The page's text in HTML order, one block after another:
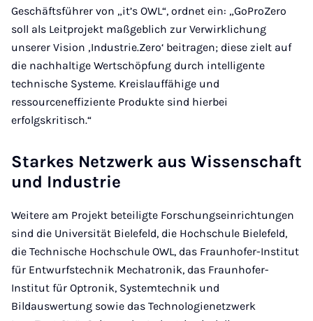
Geschäftsführer von „it’s OWL“, ordnet ein: „GoProZero
soll als Leitprojekt maßgeblich zur Verwirklichung
unserer Vision ‚Industrie.Zero‘ beitragen; diese zielt auf
die nachhaltige Wertschöpfung durch intelligente
technische Systeme. Kreislauffähige und
ressourceneffiziente Produkte sind hierbei
erfolgskritisch.“
Starkes Netzwerk aus Wissenschaft
und Industrie
Weitere am Projekt beteiligte Forschungseinrichtungen
sind die Universität Bielefeld, die Hochschule Bielefeld,
die Technische Hochschule OWL, das Fraunhofer-Institut
für Entwurfstechnik Mechatronik, das Fraunhofer-
Institut für Optronik, Systemtechnik und
Bildauswertung sowie das Technologienetzwerk